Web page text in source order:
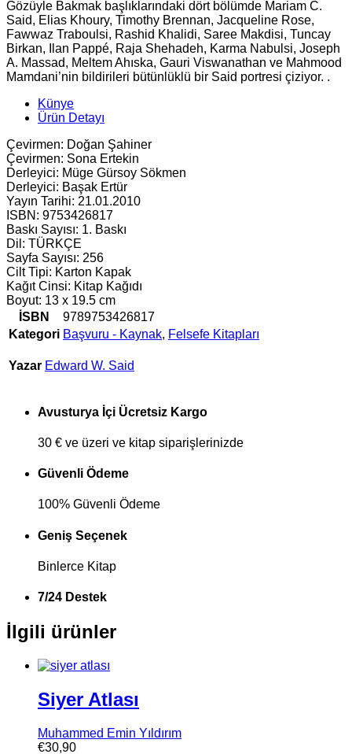
Gözüyle Bakmak başlıklarındaki dört bölümde Mariam C.
Said, Elias Khoury, Timothy Brennan, Jacqueline Rose,
Fawwaz Traboulsi, Rashid Khalidi, Saree Makdisi, Tuncay
Birkan, Ilan Pappé, Raja Shehadeh, Karma Nabulsi, Joseph
A. Massad, Meltem Ahıska, Gauri Viswanathan ve Mahmood
Mamdani’nin bildirileri bütünlüklü bir Said portresi çiziyor. .
Künye
Ürün Detayı
Çevirmen: Doğan Şahiner
Çevirmen: Sona Ertekin
Derleyici: Müge Gürsoy Sökmen
Derleyici: Başak Ertür
Yayın Tarihi: 21.01.2010
ISBN: 9753426817
Baskı Sayısı: 1. Baskı
Dil: TÜRKÇE
Sayfa Sayısı: 256
Cilt Tipi: Karton Kapak
Kağıt Cinsi: Kitap Kağıdı
Boyut: 13 x 19.5 cm
İSBN
9789753426817
Kategori Başvuru - Kaynak, Felsefe Kitapları
Yazar Edward W. Said
Avusturya İçi Ücretsiz Kargo
30 € ve üzeri ve kitap siparişlerinizde
Güvenli Ödeme
100% Güvenli Ödeme
Geniş Seçenek
Binlerce Kitap
7/24 Destek
İlgili ürünler
Siyer Atlası
Muhammed Emin Yıldırım
€30,90